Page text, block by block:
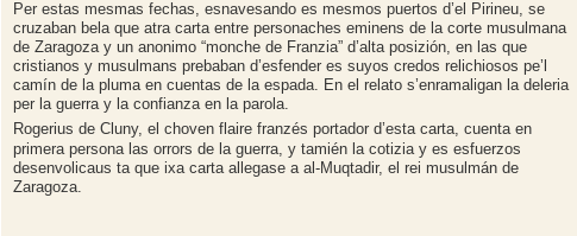
Per estas mesmas fechas, esnavesando es mesmos puertos d’el Pirineu, se
cruzaban bela que atra carta entre personaches eminens de la corte musulmana
de Zaragoza y un anonimo “monche de Franzia” d’alta posizión, en las que
cristianos y musulmans prebaban d’esfender es suyos credos relichiosos pe’l
camín de la pluma en cuentas de la espada. En el relato s’enramaligan la deleria
per la guerra y la confianza en la parola.
Rogerius de Cluny, el choven flaire franzés portador d’esta carta, cuenta en
primera persona las orrors de la guerra, y tamién la cotizia y es esfuerzos
desenvolicaus ta que ixa carta allegase a al-Muqtadir, el rei musulmán de
Zaragoza.